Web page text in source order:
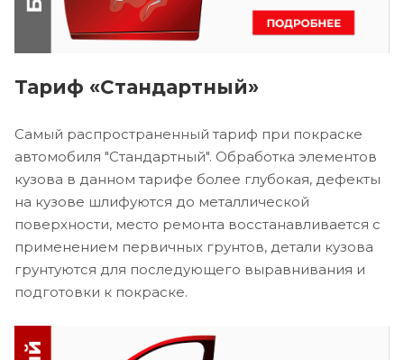
Тариф «Стандартный»
Самый распространенный тариф при покраске
автомобиля "Стандартный". Обработка элементов
кузова в данном тарифе более глубокая, дефекты
на кузове шлифуются до металлической
поверхности, место ремонта восстанавливается с
применением первичных грунтов, детали кузова
грунтуются для последующего выравнивания и
подготовки к покраске.